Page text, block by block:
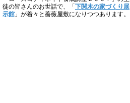
徒の皆さんのお世話で、「 下関木の家づくり展
示館 」が着々と薔薇屋敷になりつつあります。